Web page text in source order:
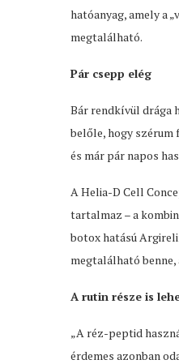
hatóanyag, amely a
megtalálható.
Pár csepp elég
Bár rendkívül drága
belőle, hogy szérum
és már pár napos
A Helia-D Cell
tartalmaz – a
botox hatású
megtalálható
A rutin része is
„A réz-peptid
érdemes azonban